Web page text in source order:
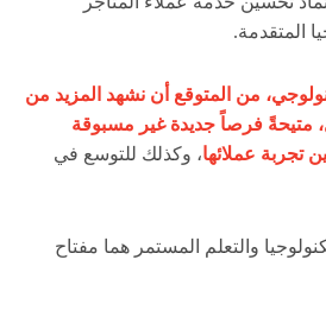
المتقدمة.
من المتوقع أن نشهد المزيد من
متيحةً فرصاً جديدة غير مسبوقة
تجربة عملائها، وكذلك للتوسع في
والتعلم المستمر هما مفتاح